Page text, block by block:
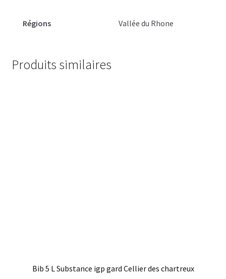
Régions Vallée du Rhone
Produits similaires
Bib 5 L Substance igp gard Cellier des chartreux